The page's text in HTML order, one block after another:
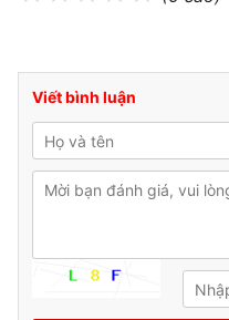
Viết bình luận